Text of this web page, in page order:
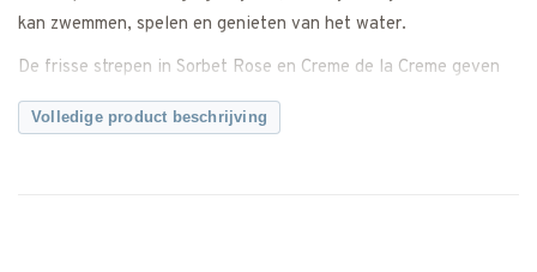
kan zwemmen, spelen en genieten van het water.
De frisse strepen in Sorbet Rose en Creme de la Creme geven
het badpak een moderne en tijdloze uitstraling. Dankzij de
comfortabele pasvorm en elastische afwerking sluit het badpak
Volledige product beschrijving